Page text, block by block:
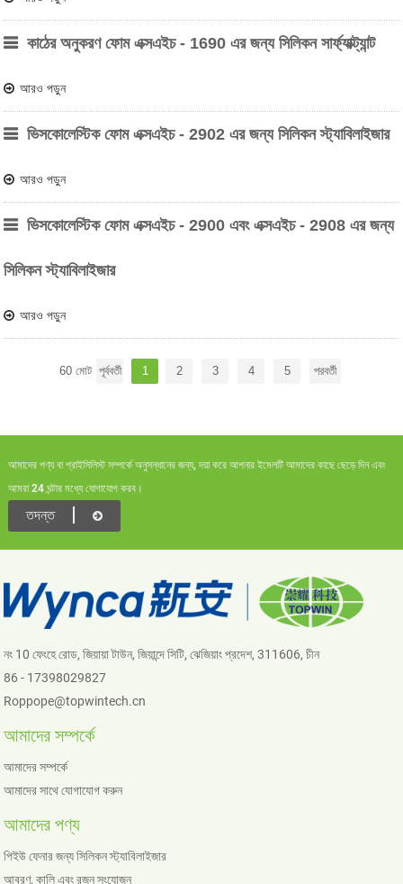
কাঠের অনুকরণ ফোম এক্সএইচ - 1690 এর জন্য সিলিকন সার্ফ্যাক্ট্যান্ট
আরও পড়ুন
ভিসকোলেস্টিক ফোম এক্সএইচ - 2902 এর জন্য সিলিকন স্ট্যাবিলাইজার
আরও পড়ুন
ভিসকোলেস্টিক ফোম এক্সএইচ - 2900 এবং এক্সএইচ - 2908 এর জন্য
সিলিকন স্ট্যাবিলাইজার
আরও পড়ুন
60 মোট পূর্ববর্তী 1 2 3 4 5 পরবর্তী
আমাদের পণ্য বা প্রাইসিলিস্ট সম্পর্কে অনুসন্ধানের জন্য, দয়া করে আপনার ইমেলটি আমাদের কাছে ছেড়ে দিন এবং
আমরা 24 ঘন্টার মধ্যে যোগাযোগ করব।
তদন্ত
নং 10 ফেংহে রোড, জিয়ায়া টাউন, জিয়ান্দে সিটি, ঝেজিয়াং প্রদেশ, 311606, চীন
86 - 17398029827
Roppope@topwintech.cn
আমাদের সম্পর্কে
আমাদের সম্পর্কে
আমাদের সাথে যোগাযোগ করুন
আমাদের পণ্য
পিইউ ফেনার জন্য সিলিকন স্ট্যাবিলাইজার
আবরণ, কালি এবং রজন সংযোজন